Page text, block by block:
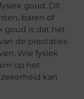
goud. Dit
baren of
goud is dat het
de prestaties
Wie fysiek
op het
kan